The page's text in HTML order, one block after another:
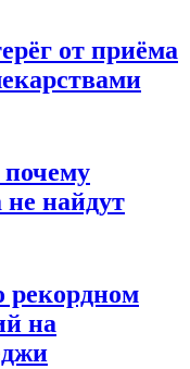
от приёма
найдут
рекордном
на